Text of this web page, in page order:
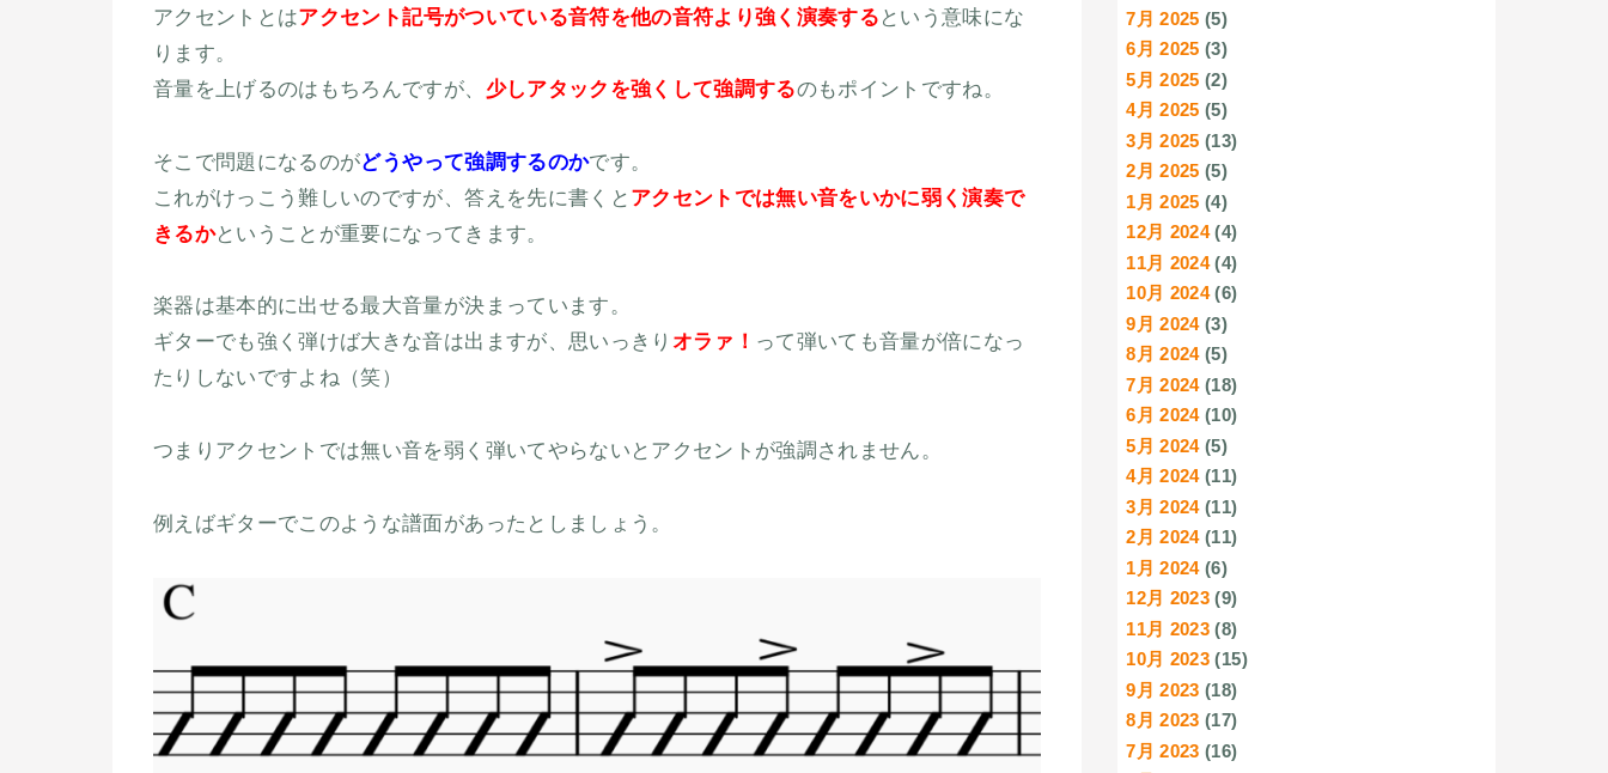
アクセントとはアクセント記号がついている音符を他の音符より強く演奏する という意味にな
ります。
音量を上げるのはもちろんですが、 少しアタックを強くして強調するのもポイントですね。
そこで問題になるのがどうやって強調するのかです。
これがけっこう難しいのですが、答えを先に書くと アクセントでは無い音をいかに弱く演奏で
きるかということが重要になってきます。
楽器は基本的に出せる最大音量が決まっています。
ギターでも強く弾けば大きな音は出ますが、思いっきり オラァ！ って弾いても音量が倍になっ
たりしないですよね（笑）
つまりアクセントでは無い音を弱く弾いてやらないとアクセントが強調されません。
例えばギターでこのような譜面があったとしましょう。
7月 2025 (5)
6月 2025 (3)
5月 2025 (2)
4月 2025 (5)
3月 2025 (13)
2月 2025 (5)
1月 2025 (4)
12月 2024(4)
11月 2024(4)
10月 2024(6)
9月 2024(3)
8月 2024(5)
7月 2024(18)
6月 2024(10)
5月 2024(5)
4月 2024(11)
3月 2024(11)
2月 2024(11)
1月 2024(6)
12月 2023 (9)
11月 2023 (8)
10月 2023 (15)
9月 2023 (18)
8月 2023 (17)
7月 2023 (16)